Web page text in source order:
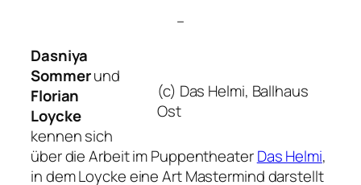
–
(c) Das Helmi, Ballhaus
Ost
Dasniya
Sommerund
Florian
Loycke
kennen sich
über die Arbeit im PuppentheaterDas Helmi,
in dem Loycke eine Art Mastermind darstellt